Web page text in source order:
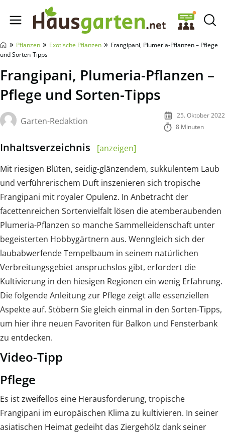
Hausgarten.net
» Pflanzen » Exotische Pflanzen » Frangipani, Plumeria-Pflanzen – Pflege
und Sorten-Tipps
Frangipani, Plumeria-Pflanzen –
Pflege und Sorten-Tipps
Garten-Redaktion
25. Oktober 2022
8 Minuten
Inhaltsverzeichnis
[anzeigen]
Mit riesigen Blüten, seidig-glänzendem, sukkulentem Laub
und verführerischem Duft inszenieren sich tropische
Frangipani mit royaler Opulenz. In Anbetracht der
facettenreichen Sortenvielfalt lösen die atemberaubenden
Plumeria-Pflanzen so manche Sammelleidenschaft unter
begeisterten Hobbygärtnern aus. Wenngleich sich der
laubabwerfende Tempelbaum in seinem natürlichen
Verbreitungsgebiet anspruchslos gibt, erfordert die
Kultivierung in den hiesigen Regionen ein wenig Erfahrung.
Die folgende Anleitung zur Pflege zeigt alle essenziellen
Aspekte auf. Stöbern Sie gleich einmal in den Sorten-Tipps,
um hier ihre neuen Favoriten für Balkon und Fensterbank
zu entdecken.
Video-Tipp
Pflege
Es ist zweifellos eine Herausforderung, tropische
Frangipani im europäischen Klima zu kultivieren. In seiner
asiatischen Heimat gedeiht das Ziergehölz dank seiner